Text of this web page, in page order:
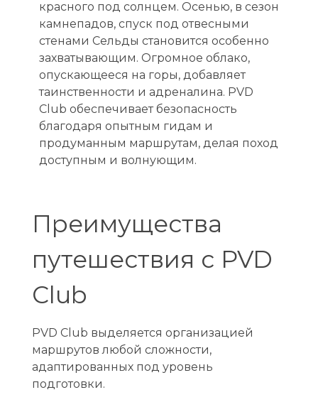
красного под солнцем. Осенью, в сезон
камнепадов, спуск под отвесными
стенами Сельды становится особенно
захватывающим. Огромное облако,
опускающееся на горы, добавляет
таинственности и адреналина. PVD
Club обеспечивает безопасность
благодаря опытным гидам и
продуманным маршрутам, делая поход
доступным и волнующим.
Преимущества
путешествия с PVD
Club
PVD Club выделяется организацией
маршрутовлюбой сложности,
адаптированных под уровень
подготовки.